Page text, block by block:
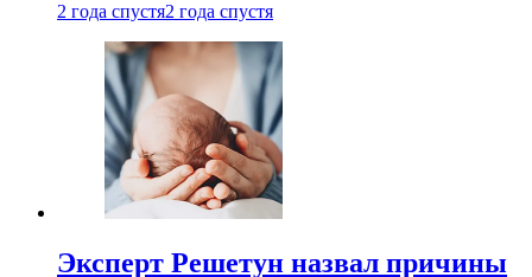
2 года спустя2 года спустя
Эксперт Решетун назвал причины